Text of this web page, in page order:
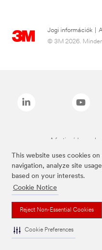
This website uses cookies
navigation, analyze site
based on your interests.
Cookie Notice
Reject Non-Essential Cookies
Cookie Preferences
Jogi információk
© 3M 2026.
A fenti márkanevek